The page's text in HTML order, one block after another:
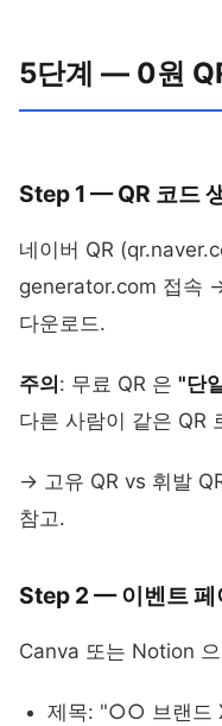
5단계 — 0원
Step 1 — QR 코드
네이버 QR
generator.com 접속
다운로드.
주의: 무료 QR 은 "단
다른 사람이 같은 QR
→ 고유 QR vs 휘발
참고.
Step 2 — 이벤트
Canva 또는 Notion
제목: "○○ 브랜드